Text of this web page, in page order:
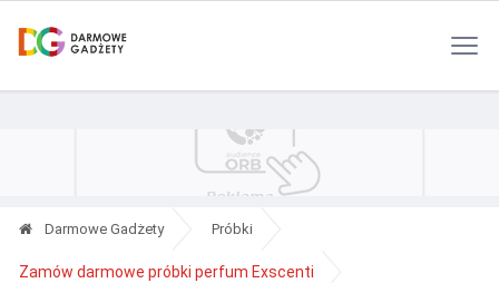
Darmowe Gadżety Próbki
Zamów darmowe próbki perfum Exscenti